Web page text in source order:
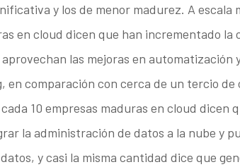
y los de menor madurez. A escala
en cloud dicen que han incrementado la
las mejoras en automatización
en comparación con cerca de un tercio de
10 empresas maduras en cloud dicen
la administración de datos a la nube y
y casi la misma cantidad dice que